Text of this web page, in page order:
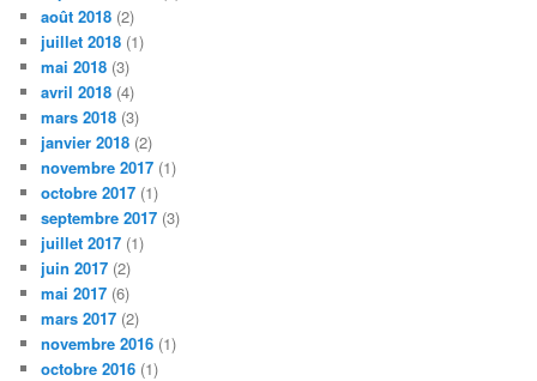
août 2018 (2)
juillet 2018 (1)
mai 2018 (3)
avril 2018 (4)
mars 2018 (3)
janvier 2018 (2)
novembre 2017 (1)
octobre 2017 (1)
septembre 2017 (3)
juillet 2017 (1)
juin 2017 (2)
mai 2017 (6)
mars 2017 (2)
novembre 2016 (1)
octobre 2016 (1)